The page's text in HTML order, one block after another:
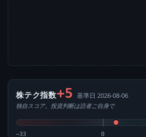
株テク指数+5 基準日 2026-08-06
独自スコア。投資判断は読者ご自身で
−33 0